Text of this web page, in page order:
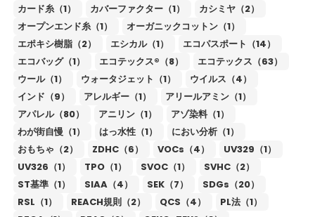
カード糸（1）
カバーファクター（1）
カシミヤ（2）
オープンエンド糸（1）
オーガニックコットン（1）
エポキシ樹脂（2）
エシカル（1）
エコパスポート（14）
エコバッグ（1）
エコテックス®（8）
エコテックス（63）
ウール（1）
ウォータジェット（1）
ウイルス（4）
インド（9）
アレルギー（1）
アリールアミン（1）
アパレル（80）
アニリン（1）
アゾ染料（1）
わが街自慢（1）
はっ水性（1）
におい分析（1）
おもちゃ（2）
ZDHC（6） VOCs（4）
UV329（1）
UV326（1）
TPO（1） SVOC（1）
SVHC（2）
ST基準（1）
SIAA（4） SEK（7）
SDGs（20）
RSL（1）
REACH規則（2） QCS（4）
PL法（1）